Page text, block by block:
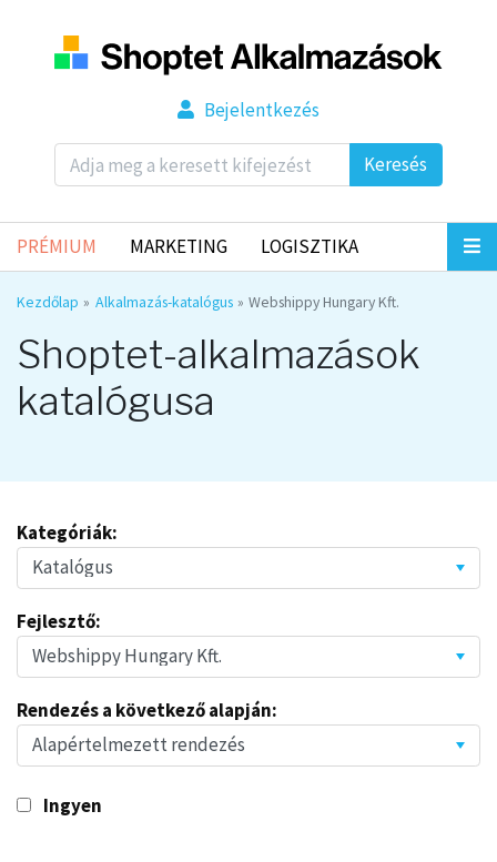
Keresés
Bejelentkezés
PRÉMIUM MARKETING LOGISZTIKA
Kezdőlap Alkalmazás-katalógus Webshippy Hungary Kft.
Shoptet-alkalmazások
katalógusa
Kategóriák:
Fejlesztő:
Rendezés a következő alapján:
Ingyen